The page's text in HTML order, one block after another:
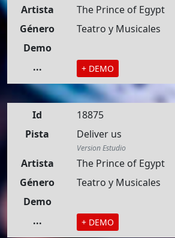
Artista
The Prince of Egypt
Género
Teatro y Musicales
Demo
...
+ DEMO
Id
18875
Pista
Deliver us
Version Estudio
Artista
The Prince of Egypt
Género
Teatro y Musicales
Demo
...
+ DEMO